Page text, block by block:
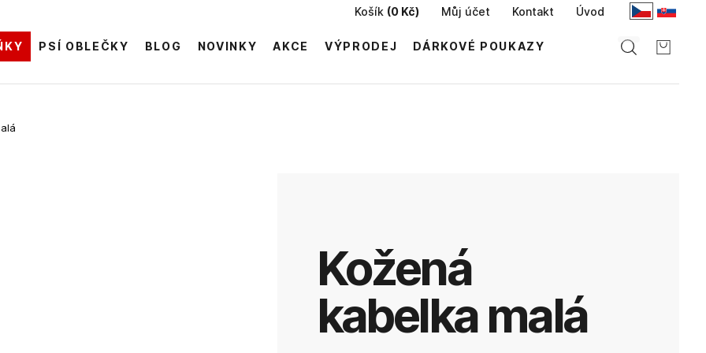
Kožená
kabelka malá
Úvod
Kontakt
Můj účet
Košík (0 Kč)
PSÍ OBLEČKY BLOG NOVINKY AKCE VÝPRODEJ DÁRKOVÉ POUKAZY